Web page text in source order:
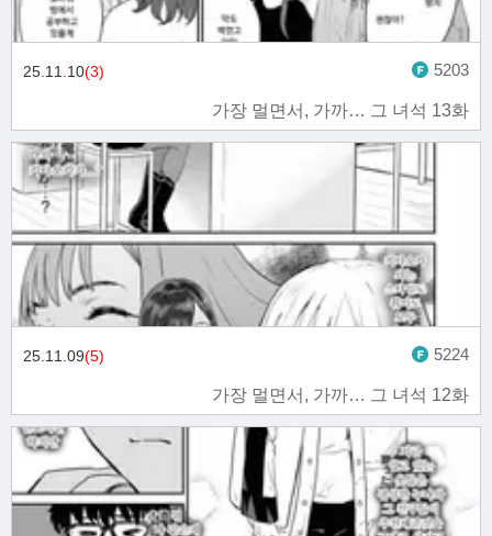
가장 멀면서, 가까… 그 녀석 13화
25.11.10(3) 5203
가장 멀면서, 가까… 그 녀석 12화
25.11.09(5) 5224